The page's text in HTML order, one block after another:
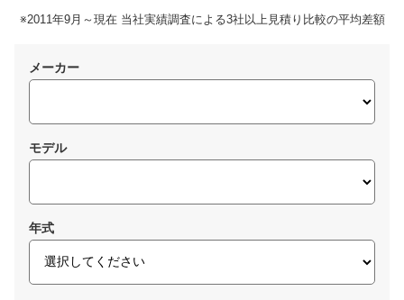
※2011年9月～現在 当社実績調査による3社以上見積り比較の平均差額
メーカー
モデル
年式